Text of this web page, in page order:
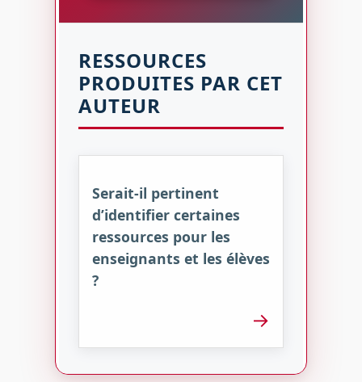
RESSOURCES
PRODUITES PAR CET
AUTEUR
Serait-il pertinent
d’identifier certaines
ressources pour les
enseignants et les élèves
?
→